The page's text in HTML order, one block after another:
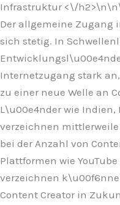
Infrastruktur <\/h2>\n
Der allgemeine Zugang
sich stetig. In
Internetzugang stark
zu einer neue Welle an
L\u00e4nder wie
verzeichnen
bei der Anzahl von
Plattformen wie
verzeichnen
Content Creator in